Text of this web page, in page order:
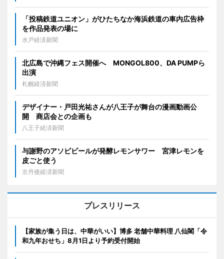
「投稿鉄道ユニオン」がひたちなか海浜鉄道の車内広告枠
を作品発表の場に
水戸経済新聞
北広島で沖縄フェス開催へ MONGOL800、DA PUMPら
出演
札幌経済新聞
デザイナー・戸田光祐さんが八王子が舞台の漫画動画公
開 商店会との企画も
八王子経済新聞
与謝野のアソビビールが発酵レモンサワー 宮津レモンを
皮ごと使う
京丹後経済新聞
プレスリリース
【家族が集う日は、中華がいい】博多 老舗中華料理 八仙閣「令
和九年おせち」8月1日より予約受付開始